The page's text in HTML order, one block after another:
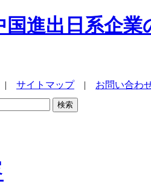
国進出日系企
| サイトマップ| お問い合わ